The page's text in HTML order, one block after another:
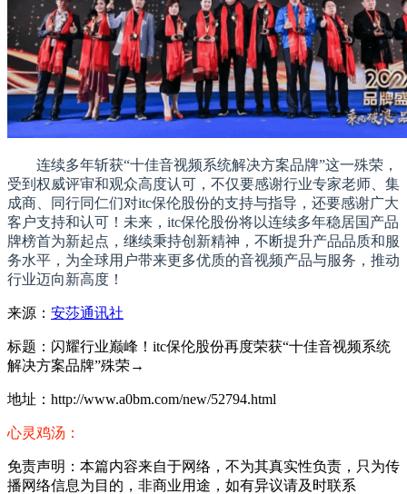
连续多年斩获“十佳音视频系统解决方案品牌”这一殊荣，
受到权威评审和观众高度认可，不仅要感谢行业专家老师、集
成商、同行同仁们对itc保伦股份的支持与指导，还要感谢广大
客户支持和认可！未来，itc保伦股份将以连续多年稳居国产品
牌榜首为新起点，继续秉持创新精神，不断提升产品品质和服
务水平，为全球用户带来更多优质的音视频产品与服务，推动
行业迈向新高度！
来源： 安莎通讯社
标题：闪耀行业巅峰！itc保伦股份再度荣获“十佳音视频系统
解决方案品牌”殊荣→
地址：http://www.a0bm.com/new/52794.html
心灵鸡汤：
免责声明：本篇内容来自于网络，不为其真实性负责，只为传
播网络信息为目的，非商业用途，如有异议请及时联系